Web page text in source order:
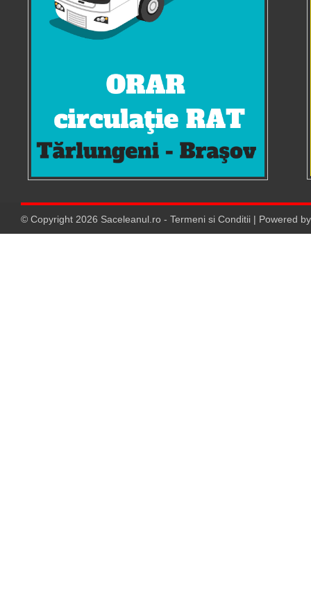
© Copyright 2026 Saceleanul.ro - Termeni si Conditii | Powered